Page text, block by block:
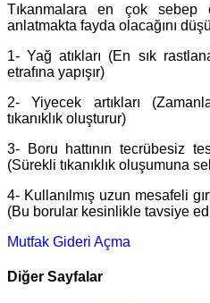
Tıkanmalara en çok
anlatmakta fayda olacağını
1- Yağ atıkları (En sık
etrafına yapışır)
2- Yiyecek artıkları
tıkanıklık oluşturur)
3- Boru hattının tecrübesiz
(Sürekli tıkanıklık oluşumuna
4- Kullanılmış uzun mesafeli
(Bu borular kesinlikle tavsiye
Mutfak Gideri Açma
Diğer Sayfalar